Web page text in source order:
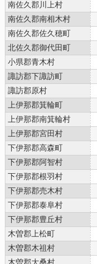
南佐久郡川上村
南佐久郡南相木村
南佐久郡佐久穂町
北佐久郡御代田町
小県郡青木村
諏訪郡下諏訪町
諏訪郡原村
上伊那郡箕輪町
上伊那郡南箕輪村
上伊那郡宮田村
下伊那郡高森町
下伊那郡阿智村
下伊那郡根羽村
下伊那郡売木村
下伊那郡泰阜村
下伊那郡豊丘村
木曽郡上松町
木曽郡木祖村
木曽郡大桑村